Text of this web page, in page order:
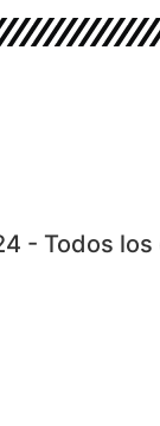
- Todos